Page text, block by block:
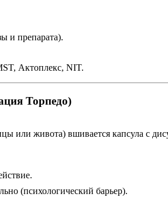
и препарата).
Актоплекс, NIT.
Торпедо)
или живота) вшивается капсула с
(психологический барьер).